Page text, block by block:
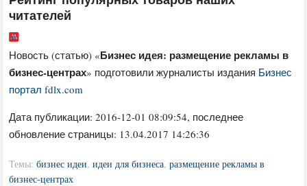
читателей
Новость (статью) «Бизнес идея: размещение рекламы в
бизнес-центрах» подготовили журналисты издания Бизнес
портал fdlx.com
Дата публикации:2016-12-01 08:09:54, последнее
обновление страницы: 13.04.2017 14:26:36
Темы:бизнес идеи,идеи для бизнеса,размещение рекламы в
бизнес-центрах